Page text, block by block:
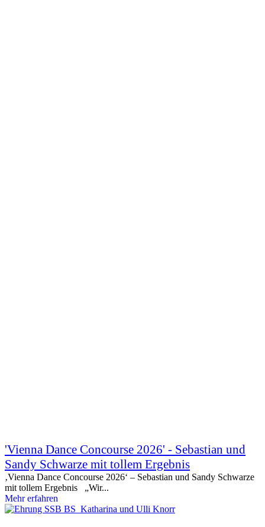
'Vienna Dance Concourse 2026' - Sebastian und
Sandy Schwarze mit tollem Ergebnis
‚Vienna Dance Concourse 2026‘ – Sebastian und Sandy Schwarze
mit tollem Ergebnis „Wir...
Mehr erfahren